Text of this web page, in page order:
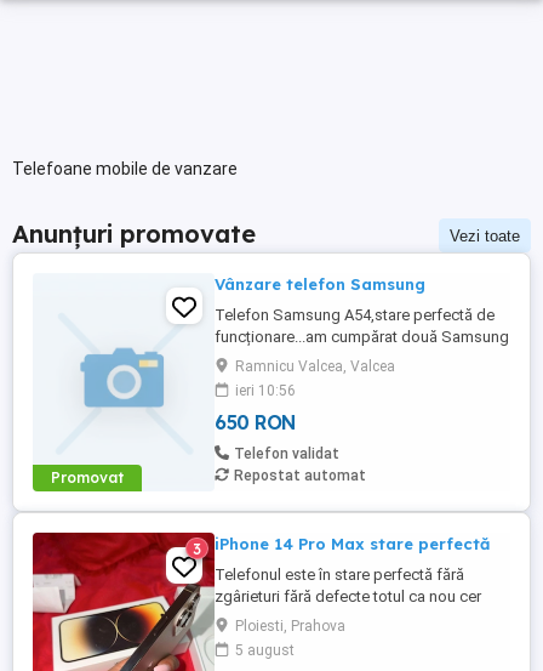
Telefoane mobile de vanzare
Anunțuri promovate Vezi toate
Promovat
Vânzare telefon Samsung
Telefon Samsung A54,stare perfectă de
funcționare...am cumpărat două Samsung
A36...unul la vânzare
nou,garanție..nefolosit..1500 RON
Ramnicu Valcea, Valcea
ieri 10:56
650 RON
Telefon validat
Repostat automat
3 iPhone 14 Pro Max stare perfectă
Telefonul este în stare perfectă fără
zgârieturi fără defecte totul ca nou cer
2000 de lei pe el l-am folosit doar eu este
un telefon foarte bun al ofer pentru ca l-
am înlocuit dar este în stare perfectă
Ploiesti, Prahova
5 august